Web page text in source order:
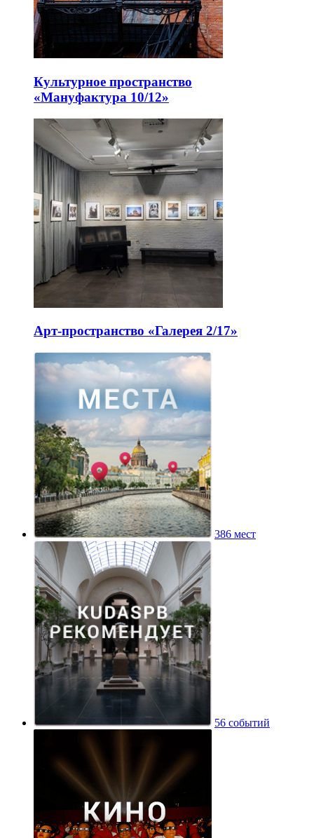
Культурное пространство
«Мануфактура 10/12»
Арт-пространство «Галерея 2/17»
386 мест
56 событий